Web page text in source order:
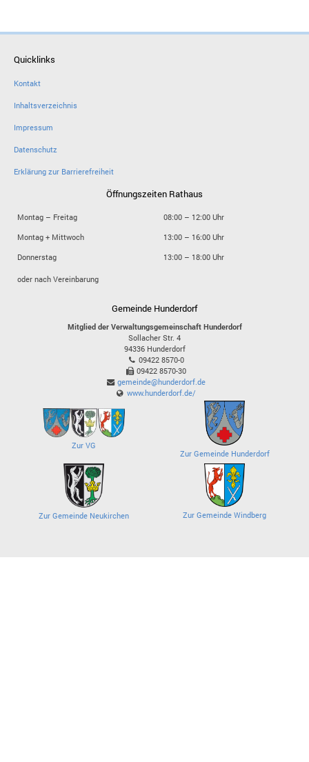
Quicklinks
Kontakt
Inhaltsverzeichnis
Impressum
Datenschutz
Erklärung zur Barrierefreiheit
Öffnungszeiten Rathaus
Montag – Freitag
08:00 – 12:00 Uhr
Montag + Mittwoch
13:00 – 16:00 Uhr
Donnerstag
13:00 – 18:00 Uhr
oder nach Vereinbarung
Gemeinde Hunderdorf
Mitglied der Verwaltungsgemeinschaft Hunderdorf
Sollacher Str. 4
94336 Hunderdorf
09422 8570-0
09422 8570-30
gemeinde@hunderdorf.de
www.hunderdorf.de/
Zur VG
Zur Gemeinde Hunderdorf
Zur Gemeinde Neukirchen Zur Gemeinde Windberg